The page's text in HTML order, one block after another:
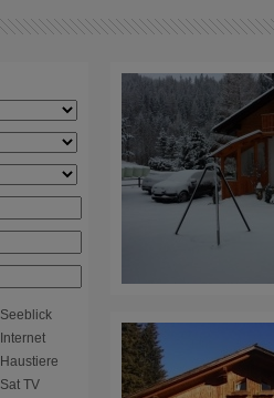
Seeblick
Internet
Haustiere
Sat TV